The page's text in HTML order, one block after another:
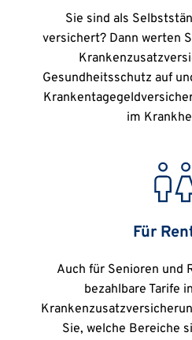
Sie sind als
versichert? Dann werten
Gesundheitsschutz auf
im
Für
Auch für Senioren und
bezahlbare Tarife
Sie, welche Bereiche